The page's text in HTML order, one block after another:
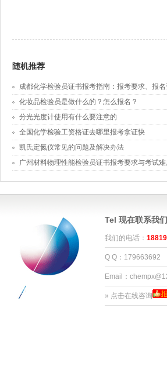
随机推荐
成都化学检验员证书报考指南：报考要求、报
化妆品检验员是做什么的？怎么报名？
分光光度计使用有什么要注意的
全国化学检验工资格证去哪里报考拿证快
凯氏定氮仪常见的问题及解决办法
广州材料物理性能检验员证书报考要求与考试
Tel 现在联系我们
我们的电话：
Q Q：179663692
Email：
» 点击在线咨询